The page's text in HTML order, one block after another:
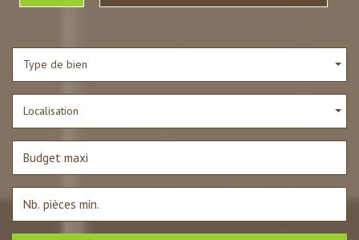
Type de bien
Localisation